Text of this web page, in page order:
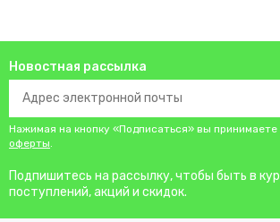
Новостная рассылка
Нажимая на кнопку «Подписаться» вы принимаете
оферты.
Подпишитесь на рассылку, чтобы быть в
поступлений, акций и скидок.